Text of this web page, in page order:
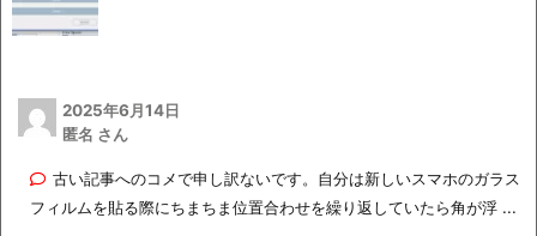
2025年6月14日
匿名 さん
古い記事へのコメで申し訳ないです。自分は新しいスマホのガラス
フィルムを貼る際にちまちま位置合わせを繰り返していたら角が浮 ...